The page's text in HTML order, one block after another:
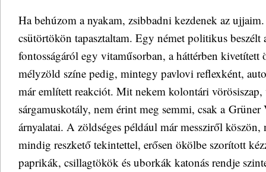
Ha behúzom a nyakam, zsibbadni kezdenek az
csütörtökön tapasztaltam. Egy német politikus beszélt
fontosságáról egy vitaműsorban, a háttérben kivetített
mélyzöld színe pedig, mintegy pavlovi reflexként,
már említett reakciót. Mit nekem kolontári
sárgamuskotály, nem érint meg semmi, csak a
árnyalatai. A zöldséges például már messziről
mindig reszkető tekintettel, erősen ökölbe szorított
paprikák, csillagtökök és uborkák katonás rendje